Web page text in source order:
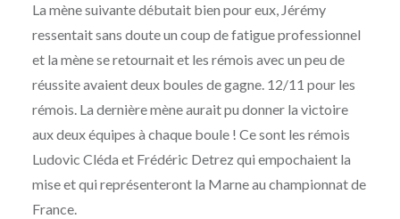
La mène suivante débutait bien pour eux, Jérémy
ressentait sans doute un coup de fatigue professionnel
et la mène se retournait et les rémois avec un peu de
réussite avaient deux boules de gagne. 12/11 pour les
rémois. La dernière mène aurait pu donner la victoire
aux deux équipes à chaque boule ! Ce sont les rémois
Ludovic Cléda et Frédéric Detrez qui empochaient la
mise et qui représenteront la Marne au championnat de
France.